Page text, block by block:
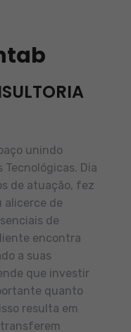
unindo
Tecnológicas. Dia
de atuação, fez
alicerce de
de
encontra
a suas
que investir
quanto
resulta em